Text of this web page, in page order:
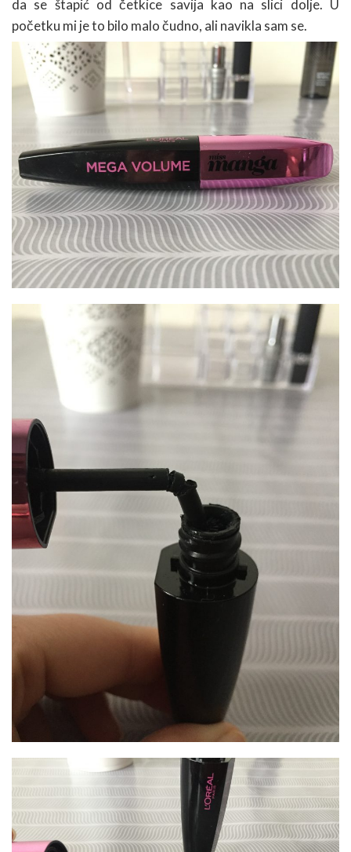
da se štapić od četkice savija kao na slici dolje. U
početku mi je to bilo malo čudno, ali navikla sam se.